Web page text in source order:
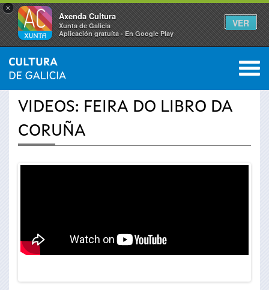
×
Axenda Cultura
Xunta de Galicia
Aplicación gratuíta - En Google Play
VER
Se
encuentra
usted
INICIO › ACTUALIDAD 0
VIDEOS: FEIRA DO LIBRO DA
CORUÑA